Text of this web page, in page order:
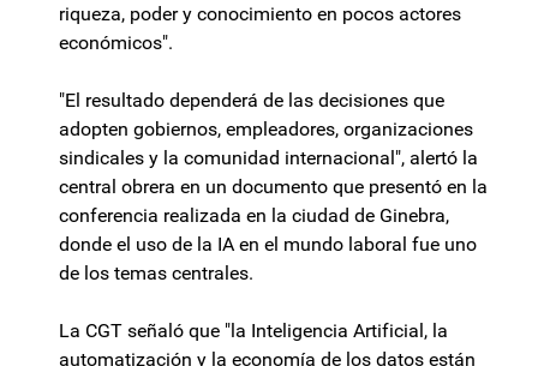
riqueza, poder y conocimiento en pocos actores
económicos".
"El resultado dependerá de las decisiones que
adopten gobiernos, empleadores, organizaciones
sindicales y la comunidad internacional", alertó la
central obrera en un documento que presentó en la
conferencia realizada en la ciudad de Ginebra,
donde el uso de la IA en el mundo laboral fue uno
de los temas centrales.
La CGT señaló que "la Inteligencia Artificial, la
automatización y la economía de los datos están